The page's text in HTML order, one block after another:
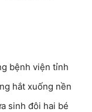
bệnh viện tỉnh
hắt xuống nền
sinh đôi hai bé